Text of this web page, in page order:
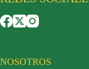
NOSOTROS